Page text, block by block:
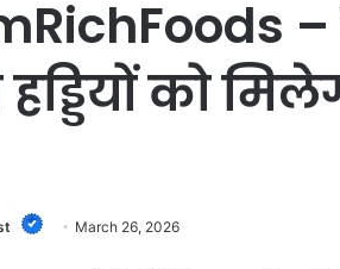
–
को
March 26, 2026